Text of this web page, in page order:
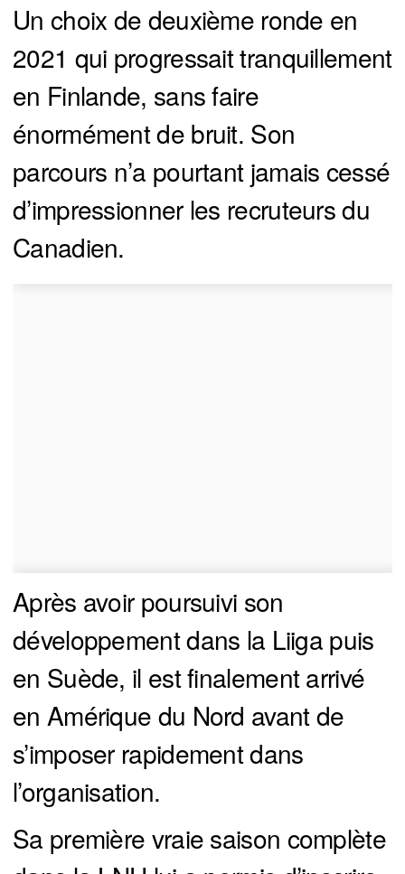
Un choix de deuxième ronde en
2021 qui progressait tranquillement
en Finlande, sans faire
énormément de bruit. Son
parcours n’a pourtant jamais cessé
d’impressionner les recruteurs du
Canadien.
Après avoir poursuivi son
développement dans la Liiga puis
en Suède, il est finalement arrivé
en Amérique du Nord avant de
s’imposer rapidement dans
l’organisation.
Sa première vraie saison complète